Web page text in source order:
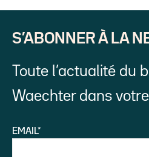
S’ABONNER À LA
Toute l’actualité du
Waechter dans
EMAIL*